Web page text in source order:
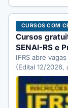
CURSOS COM
Cursos
SENAI-RS e
IFRS abre
(Edital 12/2026,
(SMIDH) e…